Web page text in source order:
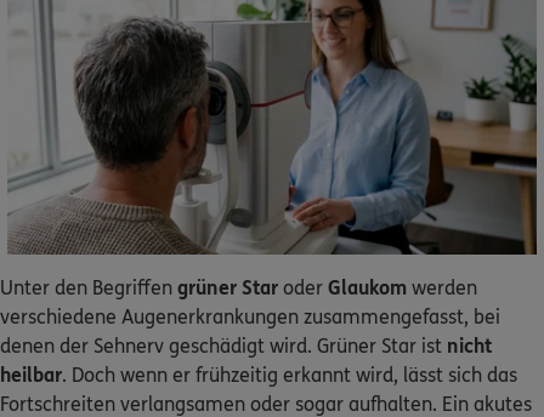
Nicht sicher, was Sie benötigen?
Dann lassen Sie sich helfen.
Service
Meine Versicherungen
Sehen Sie auf einen Blick Ihre Versicherungen bei ERGO,
dem ERGO Rechtsschutz und der DKV.
Unter den Begriffen grüner Star oder Glaukom werden
verschiedene Augenerkrankungen zusammengefasst, bei
denen der Sehnerv geschädigt wird. Grüner Star ist nicht
heilbar. Doch wenn er frühzeitig erkannt wird, lässt sich das
Fortschreiten verlangsamen oder sogar aufhalten. Ein akutes